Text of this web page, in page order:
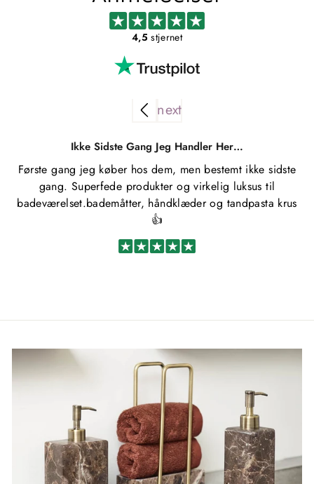
4,5stjernet
Ikke Sidste Gang Jeg Handler Her…
Første gang jeg køber hos dem, men bestemt ikke sidste
gang. Superfede produkter og virkelig luksus til
badeværelset.bademåtter, håndklæder og tandpasta krus
👍